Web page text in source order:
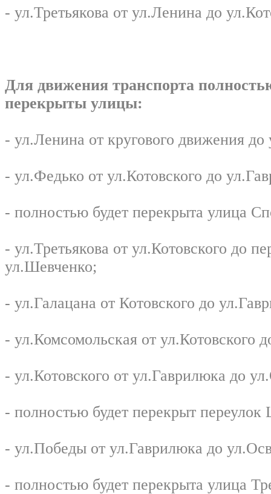
- ул.Третьякова от ул.Ленина до
Для движения транспорта
перекрыты улицы:
- ул.Ленина от кругового движения
- ул.Федько от ул.Котовского до
- полностью будет перекрыта улица
- ул.Третьякова от ул.Котовского до
ул.Шевченко;
- ул.Галацана от Котовского до
- ул.Комсомольская от ул.Котовского
- ул.Котовского от ул.Гаврилюка до
- полностью будет перекрыт
- ул.Победы от ул.Гаврилюка до
- полностью будет перекрыта улица